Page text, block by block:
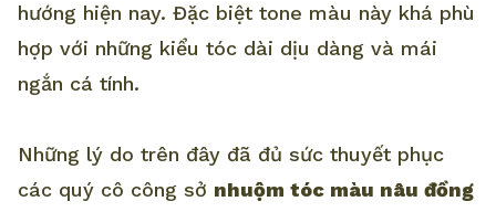
hướng hiện nay. Đặc biệt tone màu này khá phù
hợp với những kiểu tóc dài dịu dàng và mái
ngắn cá tính.
Những lý do trên đây đã đủ sức thuyết phục
các quý cô công sở nhuộm tóc màu nâu đồng